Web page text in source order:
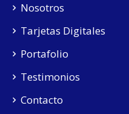
Nosotros
Tarjetas Digitales
Portafolio
Testimonios
Contacto